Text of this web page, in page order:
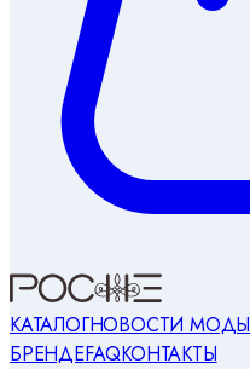
КАТАЛОГНОВОСТИ МОДЫ
БРЕНДЕFAQКОНТАКТЫ